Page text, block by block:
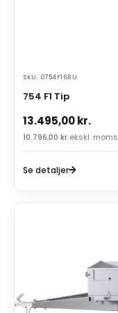
SKU: 0754F168U
754 F1 Tip
13.495,00kr.
10.796,00 kr.ekskl. moms
Se detaljer